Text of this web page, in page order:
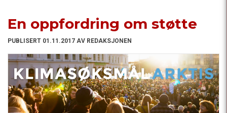
En oppfordring om støtte
PUBLISERT 01.11.2017 AV REDAKSJONEN